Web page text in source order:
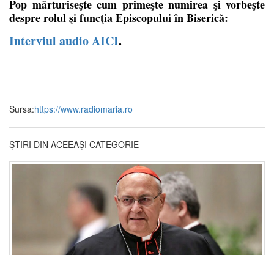
Pop mărturiseşte cum primeşte numirea şi vorbeşte
despre rolul şi funcţia Episcopului în Biserică:
Interviul audio AICI.
Sursa:https://www.radiomaria.ro
ȘTIRI DIN ACEEAȘI CATEGORIE